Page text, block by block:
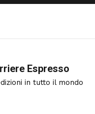
Espresso
in tutto il mondo